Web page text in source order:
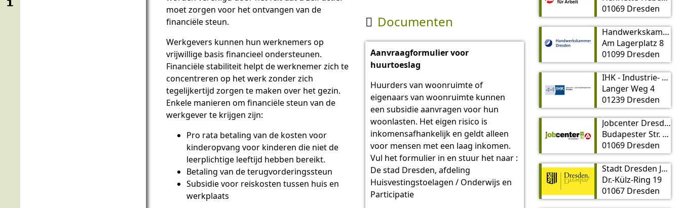
het
moet zorgen voor het ontvangen van de
financiële steun.
Werkgevers kunnen hun werknemers op
vrijwillige basis financieel ondersteunen.
Financiële stabiliteit helpt de werknemer zich te
concentreren op het werk zonder zich
tegelijkertijd zorgen te maken over het gezin.
Enkele manieren om financiële steun van de
werkgever te krijgen zijn:
Pro rata betaling van de kosten voor
kinderopvang voor kinderen die niet de
leerplichtige leeftijd hebben bereikt.
Betaling van de terugvorderingssteun
Subsidie voor reiskosten tussen huis en
werkplaats
 Documenten
Aanvraagformulier voor
huurtoeslag
Huurders van woonruimte of
eigenaars van woonruimte kunnen
een subsidie aanvragen voor hun
woonlasten. Het eigen risico is
inkomensafhankelijk en geldt alleen
voor mensen met een laag inkomen.
Vul het formulier in en stuur het naar :
De stad Dresden, afdeling
Huisvestingstoelagen / Onderwijs en
Participatie
01069 Dresden
Handwerkskammer Dresden
Am Lagerplatz 8
01099 Dresden
IHK - Industrie- und Handelskammer Dresden
Langer Weg 4
01239 Dresden
Jobcenter Dresden
Budapester Str. 30
01069 Dresden
Stadt Dresden Jugendamt
Dr.-Külz-Ring 19
01067 Dresden